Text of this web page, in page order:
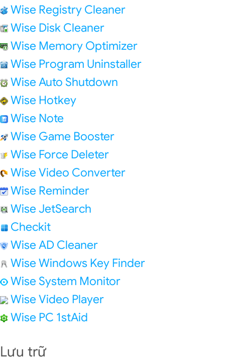
Wise Registry Cleaner
Wise Disk Cleaner
Wise Memory Optimizer
Wise Program Uninstaller
Wise Auto Shutdown
Wise Hotkey
Wise Note
Wise Game Booster
Wise Force Deleter
Wise Video Converter
Wise Reminder
Wise JetSearch
Checkit
Wise AD Cleaner
Wise Windows Key Finder
Wise System Monitor
Wise Video Player
Wise PC 1stAid
Lưu trữ